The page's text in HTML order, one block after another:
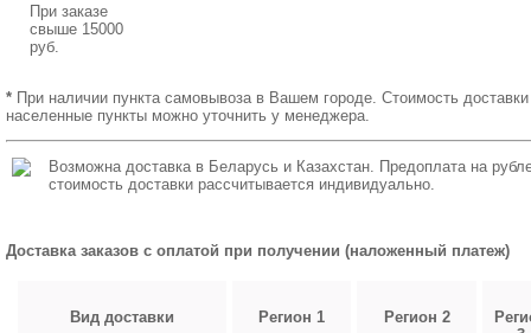
При заказе
свыше 15000
руб.
* При наличии пункта самовывоза в Вашем городе. Стоимость доставки
населенные пункты можно уточнить у менеджера.
Возможна доставка в Беларусь и Казахстан. Предоплата на
стоимость доставки рассчитывается индивидуально.
Доставка заказов с оплатой при получении (наложенный платеж)
Вид доставки Регион 1 Регион 2